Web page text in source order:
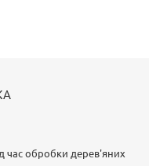
час обробки дерев'яних